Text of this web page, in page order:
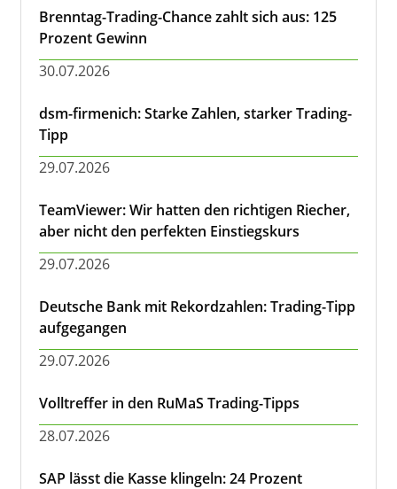
Brenntag-Trading-Chance zahlt sich aus: 125
Prozent Gewinn
30.07.2026
dsm-firmenich: Starke Zahlen, starker Trading-
Tipp
29.07.2026
TeamViewer: Wir hatten den richtigen Riecher,
aber nicht den perfekten Einstiegskurs
29.07.2026
Deutsche Bank mit Rekordzahlen: Trading-Tipp
aufgegangen
29.07.2026
Volltreffer in den RuMaS Trading-Tipps
28.07.2026
SAP lässt die Kasse klingeln: 24 Prozent